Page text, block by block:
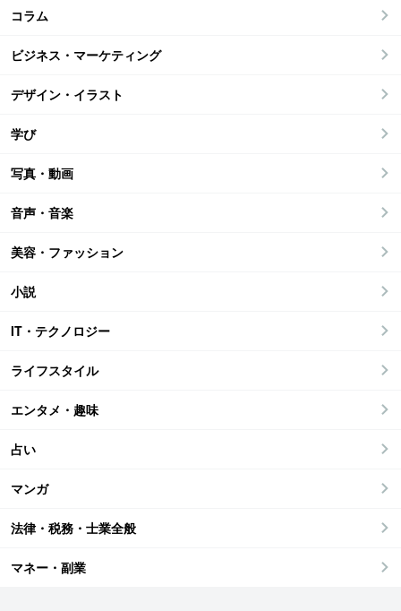
コラム
ビジネス・マーケティング
デザイン・イラスト
学び
写真・動画
音声・音楽
美容・ファッション
小説
IT・テクノロジー
ライフスタイル
エンタメ・趣味
占い
マンガ
法律・税務・士業全般
マネー・副業